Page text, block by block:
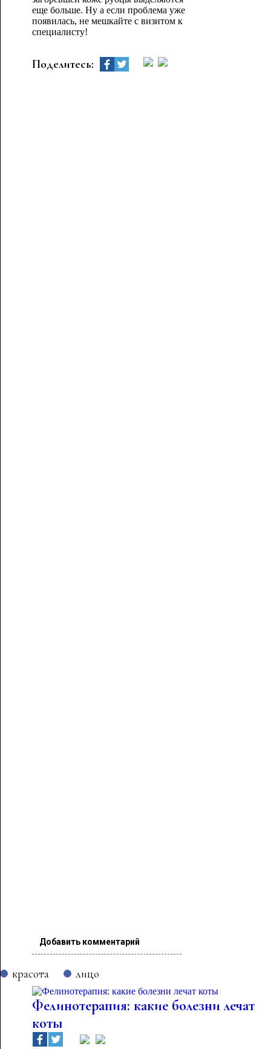
еще больше. Ну а если проблема уже
появилась, не мешкайте с визитом к
специалисту!
Поделитесь:
Добавить комментарий
красота лицо
Фелинотерапия: какие болезни лечат
коты